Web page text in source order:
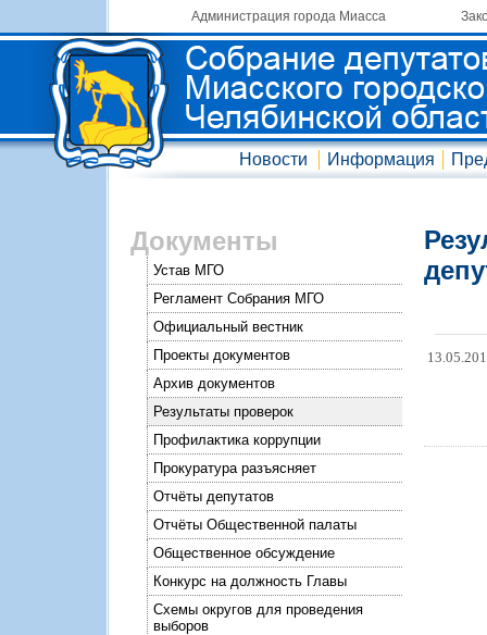
Администрация города Миасса
Новости Информация
Документы
Устав МГО
Регламент Собрания МГО
Официальный вестник
Проекты документов
Архив документов
Результаты проверок
Профилактика коррупции
Прокуратура разъясняет
Отчёты депутатов
Отчёты Общественной палаты
Общественное обсуждение
Конкурс на должность Главы
Схемы округов для проведения
выборов